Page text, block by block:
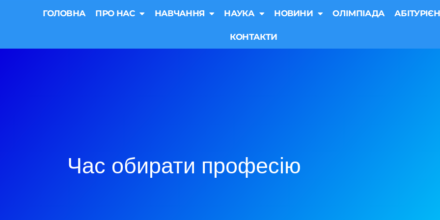
ГОЛОВНА ПРО НАС НАВЧАННЯ НАУКА НОВИНИ ОЛІМПІАДА
КОНТАКТИ
Час обирати професію